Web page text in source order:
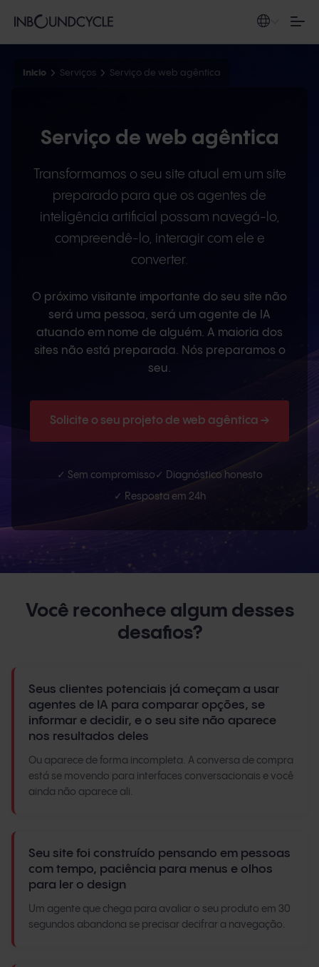
Inicio Serviços Serviço de web agêntica
Serviço de web agêntica
Transformamos o seu site atual em um site
preparado para que os agentes de
inteligência artificial possam navegá-lo,
compreendê-lo, interagir com ele e
converter.
O próximo visitante importante do seu site não
será uma pessoa, será um agente de IA
atuando em nome de alguém. A maioria dos
sites não está preparada. Nós preparamos o
seu.
Solicite o seu projeto de web agêntica →
✓ Sem compromisso ✓ Diagnóstico honesto
✓ Resposta em 24h
Você reconhece algum desses
desafios?
Seus clientes potenciais já começam a usar
agentes de IA para comparar opções, se
informar e decidir, e o seu site não aparece
nos resultados deles
Ou aparece de forma incompleta. A conversa de compra
está se movendo para interfaces conversacionais e você
ainda não aparece ali.
Seu site foi construído pensando em pessoas
com tempo, paciência para menus e olhos
para ler o design
Um agente que chega para avaliar o seu produto em 30
segundos abandona se precisar decifrar a navegação.